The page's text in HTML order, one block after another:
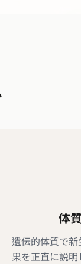
体
遺伝的体質で
果を正直に説明